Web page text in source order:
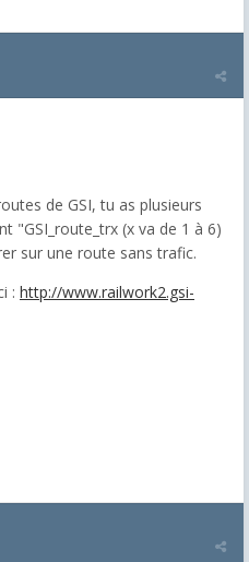
de GSI, tu as plusieurs
"GSI_route_trx (x va de 1 à 6)
sur une route sans trafic.
: http://www.railwork2.gsi-